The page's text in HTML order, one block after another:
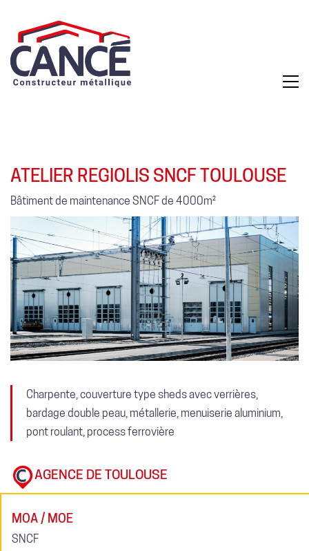
ATELIER REGIOLIS SNCF TOULOUSE
Bâtiment de maintenance SNCF de 4000m²
Charpente, couverture type sheds avec verrières,
bardage double peau, métallerie, menuiserie aluminium,
pont roulant, process ferrovière
AGENCE DE TOULOUSE
MOA / MOE
SNCF